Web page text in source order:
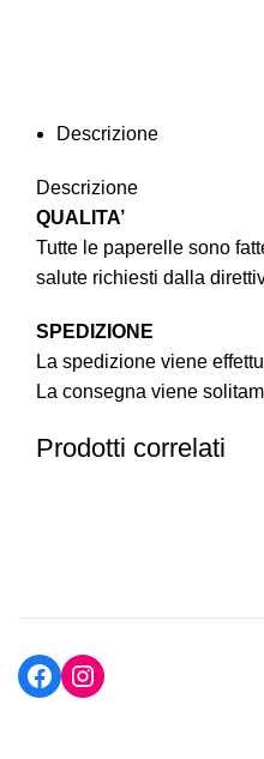
Descrizione
Descrizione
QUALITA’
Tutte le paperelle sono
salute richiesti dalla
SPEDIZIONE
La spedizione viene
La consegna viene
Prodotti correlati
Facebook
Instagram